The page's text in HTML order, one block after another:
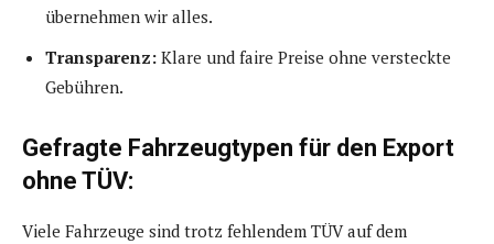
übernehmen wir alles.
Transparenz: Klare und faire Preise ohne versteckte
Gebühren.
Gefragte Fahrzeugtypen für den Export
ohne TÜV:
Viele Fahrzeuge sind trotz fehlendem TÜV auf dem